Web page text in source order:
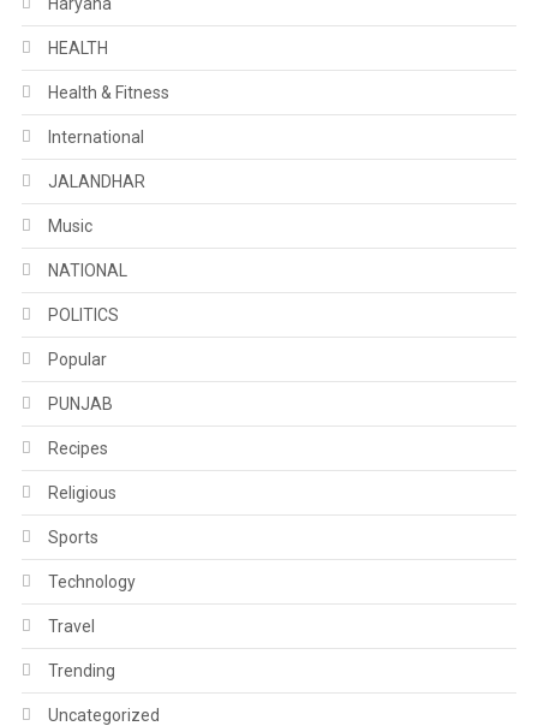
HEALTH
Health & Fitness
International
JALANDHAR
Music
NATIONAL
POLITICS
Popular
PUNJAB
Recipes
Religious
Sports
Technology
Travel
Trending
Uncategorized